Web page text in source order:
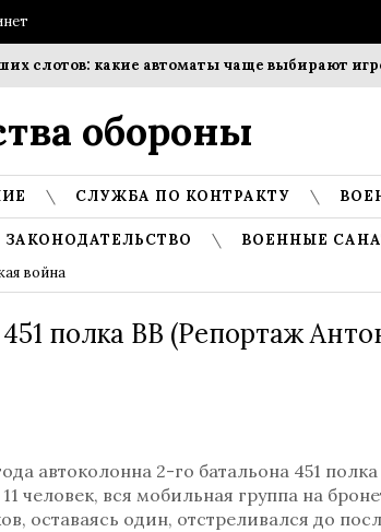
слотов: какие автоматы чаще выбирают
обороны
СЛУЖБА ПО КОНТРАКТУ
ВОЕННЫЕ
война
полка ВВ (Репортаж
автоколонна 2-го батальона 451
человек, вся мобильная группа на
оставаясь один, отстреливался до